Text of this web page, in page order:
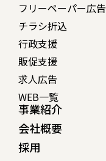
フリーペーパー広告
チラシ折込
行政支援
販促支援
求人広告
WEB一覧
事業紹介
会社概要
採用